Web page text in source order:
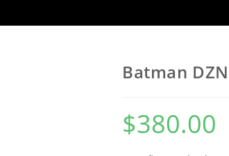
Batman
$380.00